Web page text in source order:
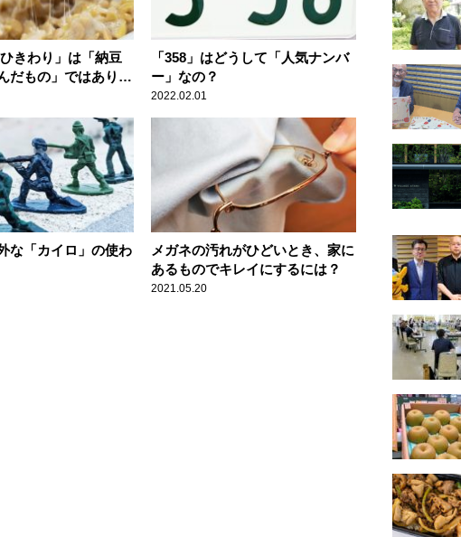
きわり」は「納豆
だもの」ではありま
「358」はどうして「人気ナンバ
ー」なの？
2022.02.01
な「カイロ」の使わ
メガネの汚れがひどいとき、家に
あるものでキレイにするには？
2021.05.20